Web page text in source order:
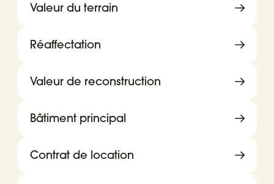
Valeur du terrain
Réaffectation
Valeur de reconstruction
Bâtiment principal
Contrat de location